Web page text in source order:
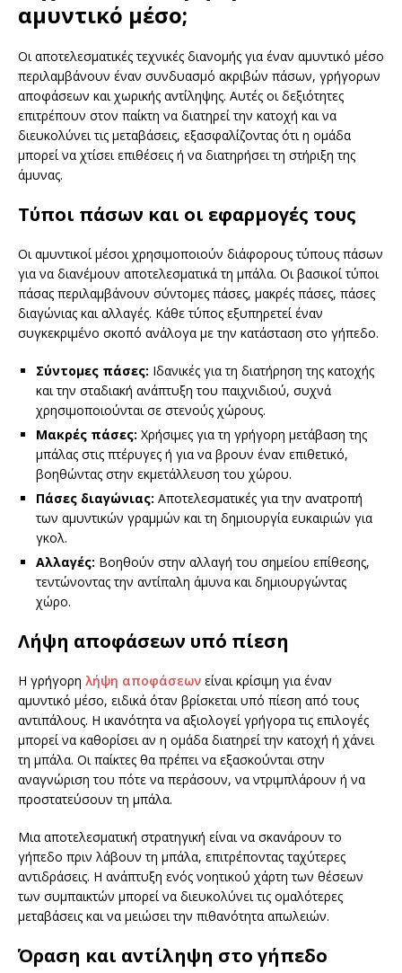
αμυντικό μέσο;
Οι αποτελεσματικές τεχνικές διανομής για έναν αμυντικό μέσο
περιλαμβάνουν έναν συνδυασμό ακριβών πάσων, γρήγορων
αποφάσεων και χωρικής αντίληψης. Αυτές οι δεξιότητες
επιτρέπουν στον παίκτη να διατηρεί την κατοχή και να
διευκολύνει τις μεταβάσεις, εξασφαλίζοντας ότι η ομάδα
μπορεί να χτίσει επιθέσεις ή να διατηρήσει τη στήριξη της
άμυνας.
Τύποι πάσων και οι εφαρμογές τους
Οι αμυντικοί μέσοι χρησιμοποιούν διάφορους τύπους πάσων
για να διανέμουν αποτελεσματικά τη μπάλα. Οι βασικοί τύποι
πάσας περιλαμβάνουν σύντομες πάσες, μακρές πάσες, πάσες
διαγώνιας και αλλαγές. Κάθε τύπος εξυπηρετεί έναν
συγκεκριμένο σκοπό ανάλογα με την κατάσταση στο γήπεδο.
Σύντομες πάσες: Ιδανικές για τη διατήρηση της κατοχής
και την σταδιακή ανάπτυξη του παιχνιδιού, συχνά
χρησιμοποιούνται σε στενούς χώρους.
Μακρές πάσες: Χρήσιμες για τη γρήγορη μετάβαση της
μπάλας στις πτέρυγες ή για να βρουν έναν επιθετικό,
βοηθώντας στην εκμετάλλευση του χώρου.
Πάσες διαγώνιας: Αποτελεσματικές για την ανατροπή
των αμυντικών γραμμών και τη δημιουργία ευκαιριών για
γκολ.
Αλλαγές: Βοηθούν στην αλλαγή του σημείου επίθεσης,
τεντώνοντας την αντίπαλη άμυνα και δημιουργώντας
χώρο.
Λήψη αποφάσεων υπό πίεση
Η γρήγορη λήψη αποφάσεων είναι κρίσιμη για έναν
αμυντικό μέσο, ειδικά όταν βρίσκεται υπό πίεση από τους
αντιπάλους. Η ικανότητα να αξιολογεί γρήγορα τις επιλογές
μπορεί να καθορίσει αν η ομάδα διατηρεί την κατοχή ή χάνει
τη μπάλα. Οι παίκτες θα πρέπει να εξασκούνται στην
αναγνώριση του πότε να περάσουν, να ντριμπλάρουν ή να
προστατεύσουν τη μπάλα.
Μια αποτελεσματική στρατηγική είναι να σκανάρουν το
γήπεδο πριν λάβουν τη μπάλα, επιτρέποντας ταχύτερες
αντιδράσεις. Η ανάπτυξη ενός νοητικού χάρτη των θέσεων
των συμπαικτών μπορεί να διευκολύνει τις ομαλότερες
μεταβάσεις και να μειώσει την πιθανότητα απωλειών.
Όραση και αντίληψη στο γήπεδο